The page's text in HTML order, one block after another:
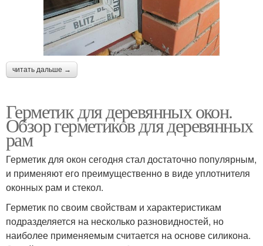
читать дальше →
Герметик для деревянных окон.
Обзор герметиков для деревянных
рам
Герметик для окон сегодня стал достаточно популярным,
и применяют его преимущественно в виде уплотнителя
оконных рам и стекол.
Герметик по своим свойствам и характеристикам
подразделяется на несколько разновидностей, но
наиболее применяемым считается на основе силикона.